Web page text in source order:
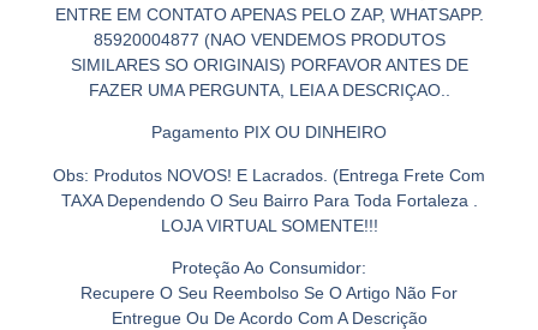
ENTRE EM CONTATO APENAS PELO ZAP, WHATSAPP.
85920004877 (NAO VENDEMOS PRODUTOS
SIMILARES SO ORIGINAIS) PORFAVOR ANTES DE
FAZER UMA PERGUNTA, LEIA A DESCRIÇAO..
Pagamento PIX OU DINHEIRO
Obs: Produtos NOVOS! E Lacrados. (Entrega Frete Com
TAXA Dependendo O Seu Bairro Para Toda Fortaleza .
LOJA VIRTUAL SOMENTE!!!
Proteção Ao Consumidor:
Recupere O Seu Reembolso Se O Artigo Não For
Entregue Ou De Acordo Com A Descrição